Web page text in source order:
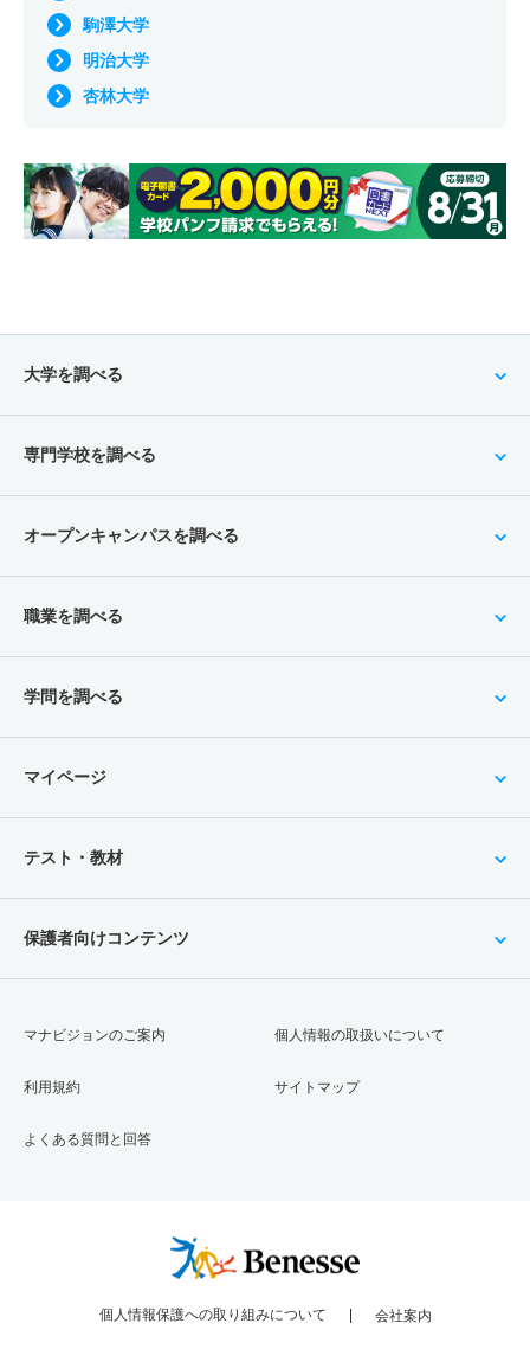
駒澤大学
明治大学
杏林大学
大学を調べる
専門学校を調べる
オープンキャンパスを調べる
職業を調べる
学問を調べる
マイページ
テスト・教材
保護者向けコンテンツ
マナビジョンのご案内
利用規約
よくある質問と回答
個人情報の取扱いについて
サイトマップ
個人情報保護への取り組みについて 会社案内